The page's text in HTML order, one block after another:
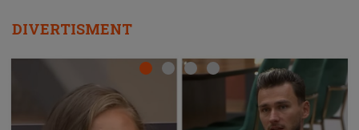
DIVERTISMENT